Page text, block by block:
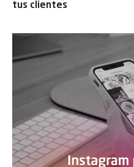
tus clientes